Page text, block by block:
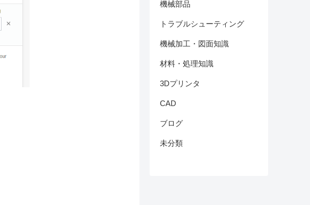
機械部品
トラブルシューティング
機械加工・図面知識
材料・処理知識
3Dプリンタ
CAD
ブログ
未分類